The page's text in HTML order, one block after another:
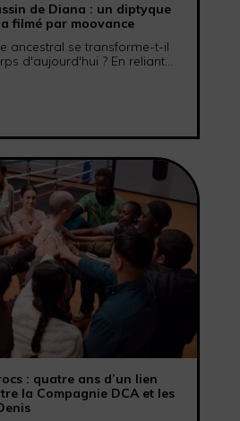
de Diana : un diptyque
filmé par moovance
ancestral se transforme-t-il
d'aujourd'hui ? En reliant...
: quatre ans d’un lien
la Compagnie DCA et les